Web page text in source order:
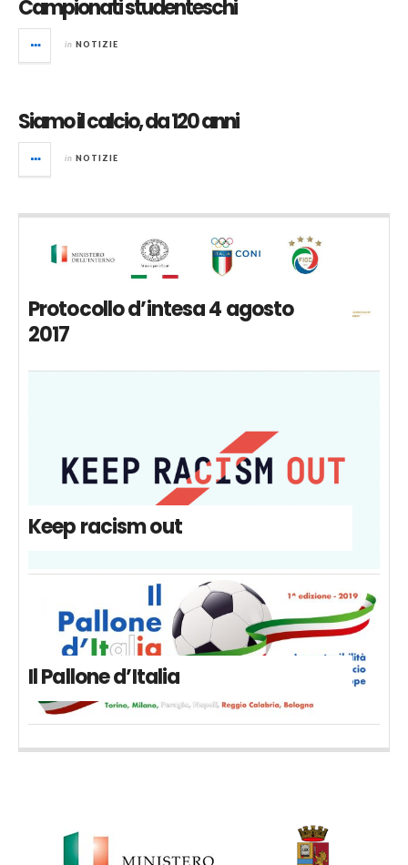
Campionati studenteschi
in NOTIZIE
Siamo il calcio, da 120 anni
in NOTIZIE
Protocollo d’intesa 4 agosto
2017
Keep racism out
Il Pallone d’Italia